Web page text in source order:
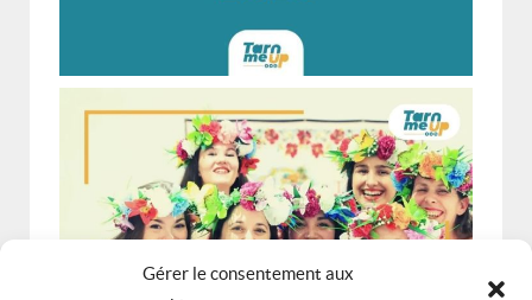
Gérer le consentement aux